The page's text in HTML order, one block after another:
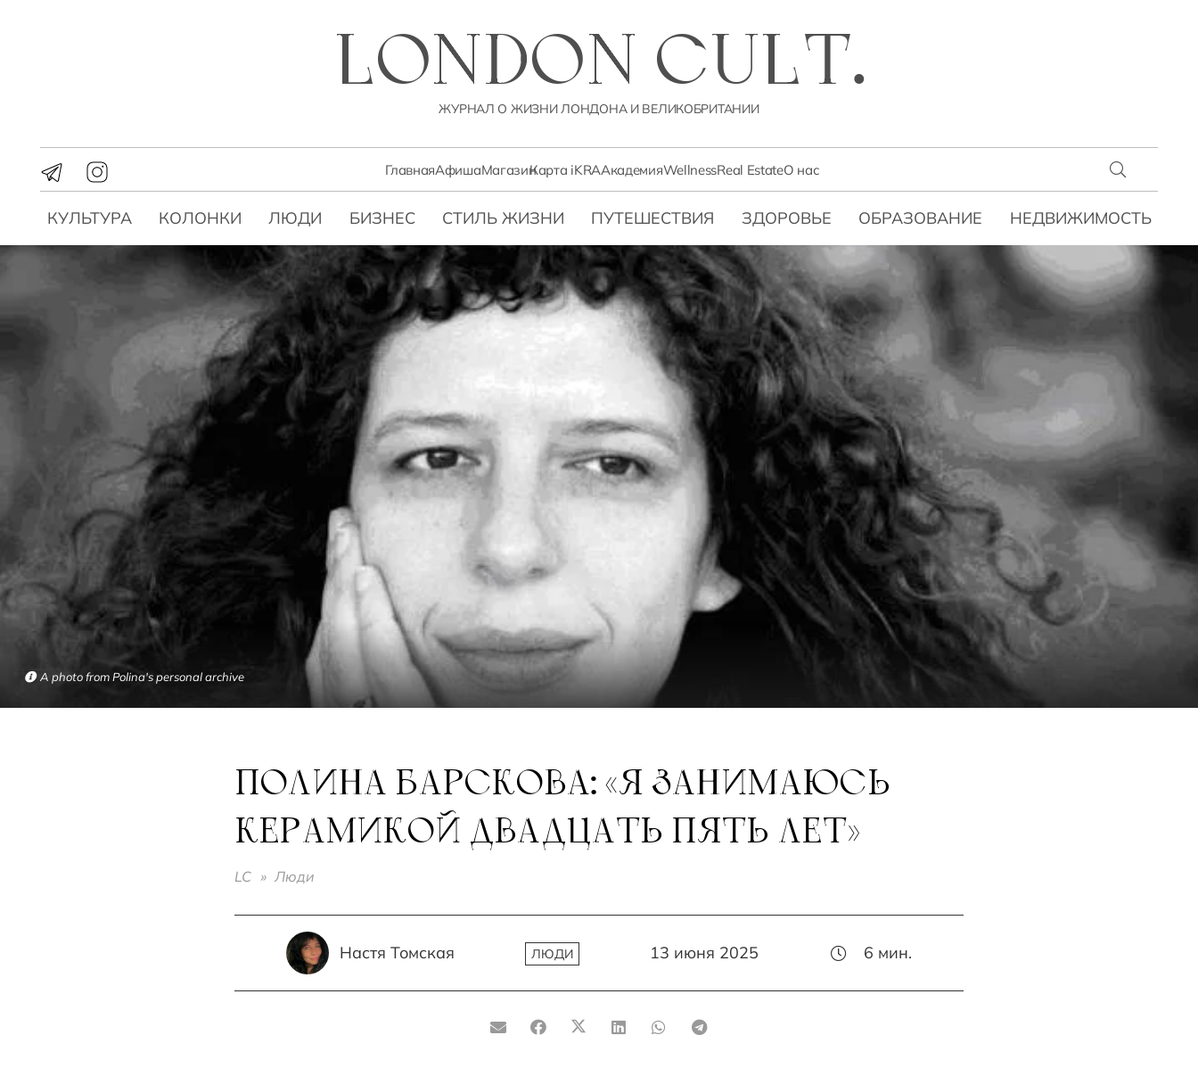
LONDON CULT.
ЖУРНАЛ О ЖИЗНИ ЛОНДОНА И ВЕЛИКОБРИТАНИИ
ГлавнаяАфишаМагазинКарта iKRAАкадемияWellnessReal EstateО нас
КУЛЬТУРА КОЛОНКИ ЛЮДИ БИЗНЕС СТИЛЬ ЖИЗНИ ПУТЕШЕСТВИЯ ЗДОРОВЬЕ ОБРАЗОВАНИЕ НЕДВИЖИМОСТЬ
A photo from Polina's personal archive
ПОЛИНА БАРСКОВА: «Я ЗАНИМАЮСЬ
КЕРАМИКОЙ ДВАДЦАТЬ ПЯТЬ ЛЕТ»
LC » Люди
Настя Томская ЛЮДИ 13 июня 2025 6 мин.